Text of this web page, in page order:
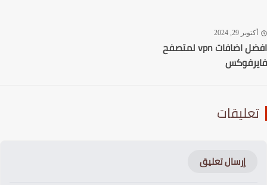
29, 2024
افضل اضافات vpn لمتصفح
إرسال تعليق